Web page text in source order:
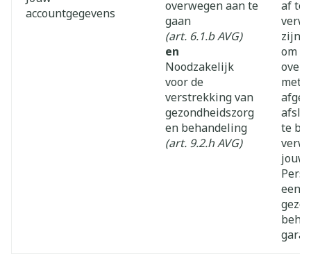
accountgegevens
overwegen aan te
gaan
(art. 6.1.b AVG)
en
Noodzakelijk
voor de
verstrekking van
gezondheidszorg
en behandeling
(art. 9.2.h AVG)
af te
zijn
om
met
te
jouw
een